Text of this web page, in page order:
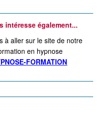
intéresse également...
à aller sur le site de notre
en hypnose
FORMATION